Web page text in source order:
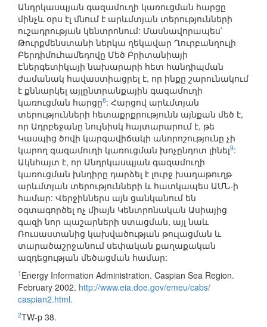
Անդրկասպյան գազամուղի կառուցման հարցը
մինչև օրս էլ մնում է արևմտյան տերությունների
ուշադրության կենտրոնում: Մասնավորապես՝
Թուրքմենստանի ներկա ղեկավար Ղուրբանղուլի
Բերդիմուհամեդովը Մեծ Բրիտանիայի
Էներգետիկայի նախարարի հետ հանդիպման
ժամանակ հավաստիացրել է, որ ինքը շարունակում
է քննարկել այլընտրանքային գազամուղի
կառուցման հարցը8: Հարցով արևմտյան
տերությունների հետաքրքրությունն այնքան մեծ է,
որ Ադրբեջանը նույնիսկ հայտարարում է, թե
Կասպից ծովի կարգավիճակի անորոշությունը չի
կարող գազամուղի կառուցման խոչընդոտ լինել9:
Ակնհայտ է, որ Անդրկասպյան գազամուղի
կառուցման խնդիրը դարձել է լուրջ խաղաթուղթ
արևմտյան տերությունների և հատկապես ԱՄՆ-ի
համար: Վերջիններս այն ցանկանում են
օգտագործել ոչ միայն Կենտրոնական Ասիայից
գազի նոր պաշարների ստացման, այլ նաև
Ռուսաստանից կախվածության թուլացման և
տարածաշրջանում սեփական քաղաքական
ազդեցության մեծացման համար:
1 Energy Information Administration. Caspian Sea Region.
February 2002. http://www.eia.doe.gov/emeu/cabs/
caspian2.html.
2TW-p 38.